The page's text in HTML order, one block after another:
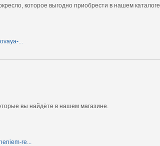
которое выгодно приобрести в нашем каталоге.
...
вы найдёте в нашем магазине.
re...